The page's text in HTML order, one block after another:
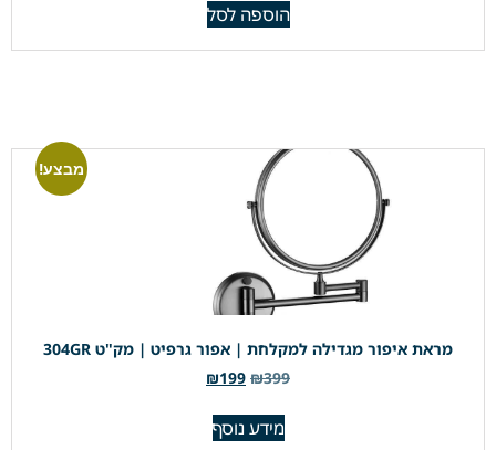
הוספה לסל
מבצע!
מראת איפור מגדילה למקלחת | אפור גרפיט | מק"ט 304GR
₪399
₪199
מידע נוסף